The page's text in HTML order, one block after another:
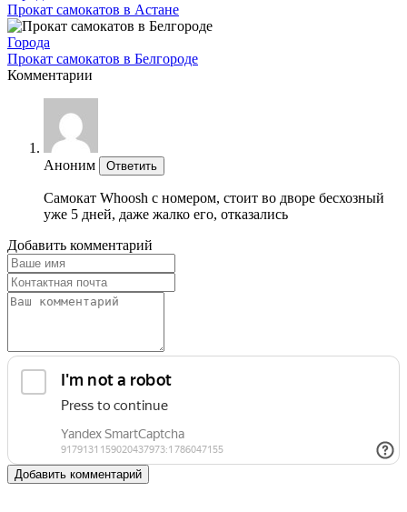
Прокат самокатов в Астане
Города
Прокат самокатов в Белгороде
Комментарии
Аноним Ответить
Самокат Whoosh с номером, стоит во дворе бесхозный
уже 5 дней, даже жалко его, отказались
Добавить комментарий
Добавить комментарий